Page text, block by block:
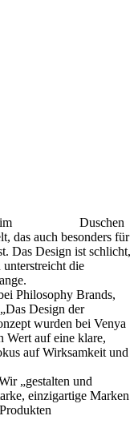
Duschen
das auch besonders für
Das Design ist schlicht,
die
Philosophy Brands,
Design der
wurden bei Venya
Wert auf eine klare,
auf Wirksamkeit und
„gestalten und
einzigartige Marken